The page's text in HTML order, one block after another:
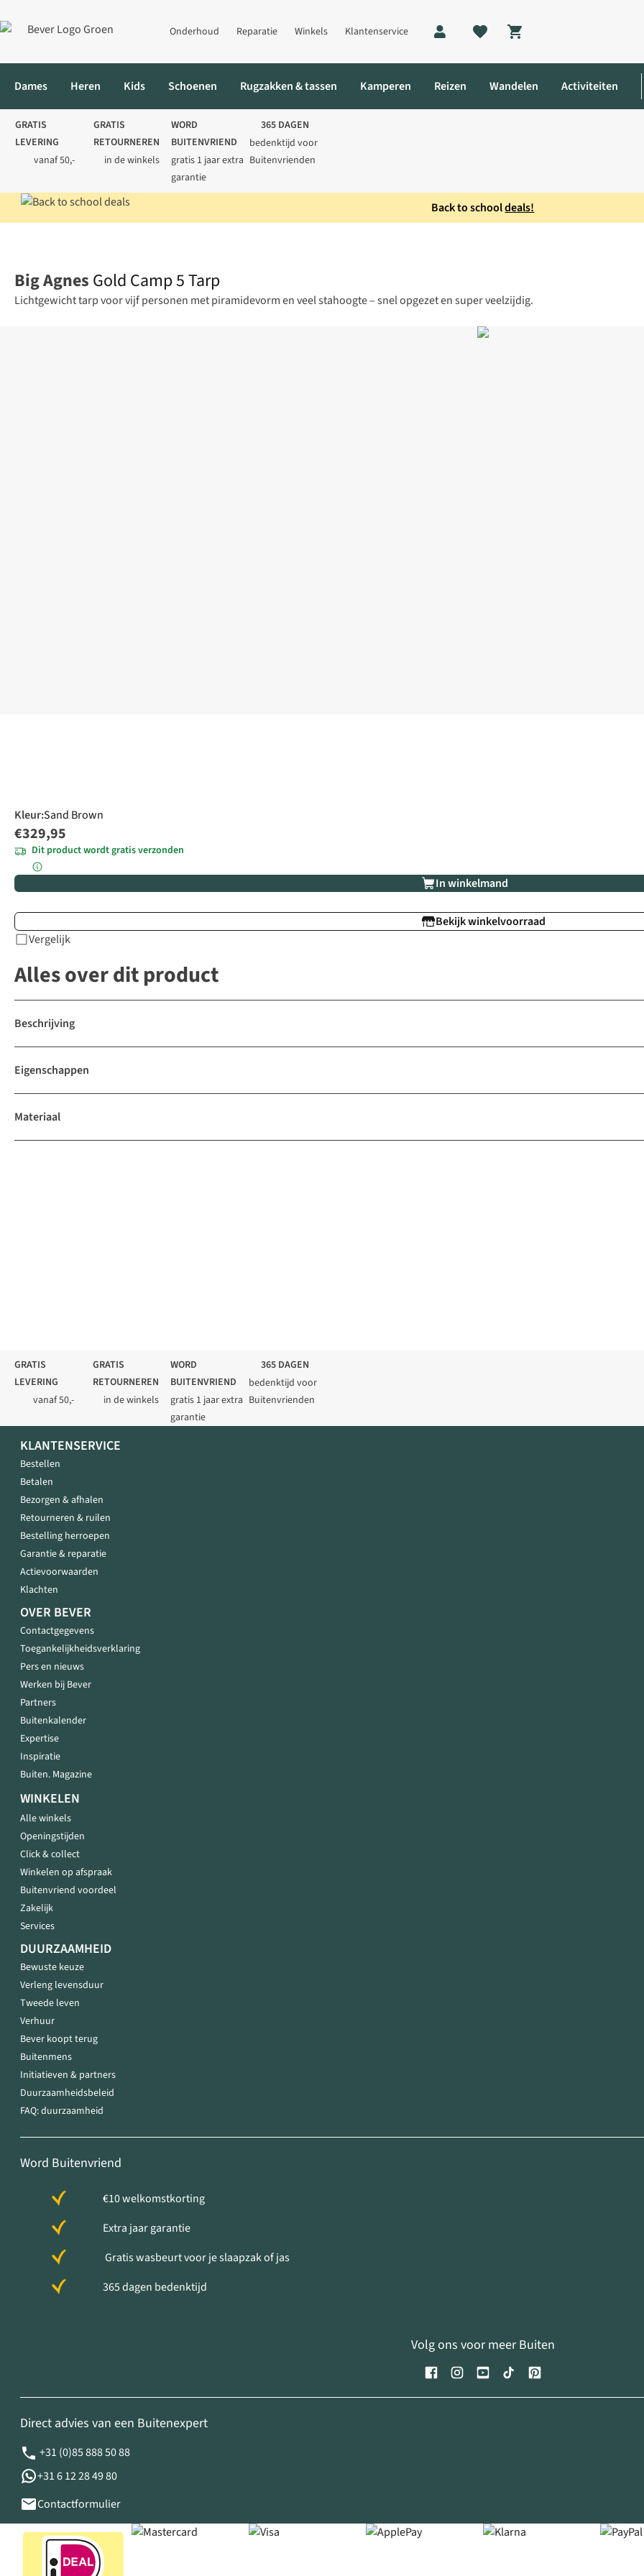
Onderhoud Reparatie Winkels Klantenservice
Shopping cart
Dames Heren Kids Schoenen Rugzakken & tassen Kamperen Reizen Wandelen Activiteiten
GRATIS
LEVERING
vanaf 50,-
GRATIS
RETOURNEREN
in de winkels
WORD
BUITENVRIEND
gratis 1 jaar extra
garantie
365 DAGEN
bedenktijd voor
Buitenvrienden
Back to schooldeals!
Big Agnes Gold Camp 5 Tarp
Lichtgewicht tarp voor vijf personen met piramidevorm en veel stahoogte – snel opgezet en super veelzijdig.
Kleur:Sand Brown
€329,95
Dit product wordt gratis verzonden
In winkelmand
Bekijk winkelvoorraad
Vergelijk
Alles over dit product
Beschrijving
Eigenschappen
Materiaal
GRATIS
LEVERING
vanaf 50,-
GRATIS
RETOURNEREN
in de winkels
WORD
BUITENVRIEND
gratis 1 jaar extra
garantie
365 DAGEN
bedenktijd voor
Buitenvrienden
KLANTENSERVICE
Bestellen
Betalen
Bezorgen & afhalen
Retourneren & ruilen
Bestelling herroepen
Garantie & reparatie
Actievoorwaarden
Klachten
OVER BEVER
Contactgegevens
Toegankelijkheidsverklaring
Pers en nieuws
Werken bij Bever
Partners
Buitenkalender
Expertise
Inspiratie
Buiten. Magazine
WINKELEN
Alle winkels
Openingstijden
Click & collect
Winkelen op afspraak
Buitenvriend voordeel
Zakelijk
Services
DUURZAAMHEID
Bewuste keuze
Verleng levensduur
Tweede leven
Verhuur
Bever koopt terug
Buitenmens
Initiatieven & partners
Duurzaamheidsbeleid
FAQ: duurzaamheid
Word Buitenvriend
€10 welkomstkorting
Extra jaar garantie
Gratis wasbeurt voor je slaapzak of jas
365 dagen bedenktijd
Volg ons voor meer Buiten
Direct advies van een Buitenexpert
+31 (0)85 888 50 88
+31 6 12 28 49 80
Contactformulier